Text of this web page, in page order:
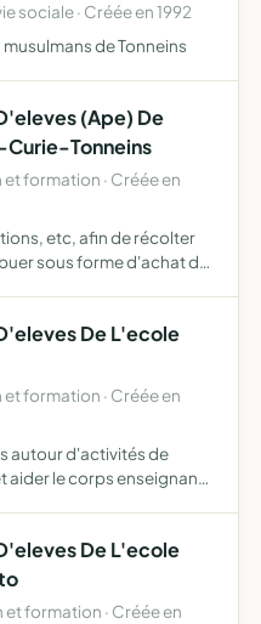
sociale · Créée en 1992
de Tonneins
(Ape) De
Tonneins
formation · Créée en
etc, afin de récolter
sous forme d'achat de
De L'ecole
formation · Créée en
autour d'activités de
aider le corps enseignant
De L'ecole
formation · Créée en